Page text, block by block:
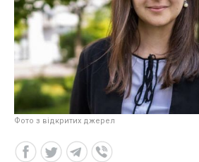
Фото з відкритих джерел